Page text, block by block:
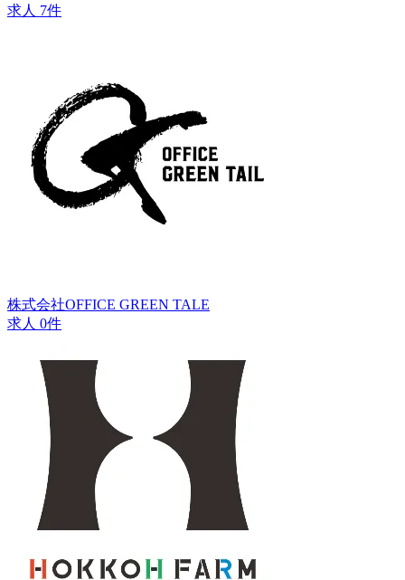
求人 7件
株式会社OFFICE GREEN TALE
求人 0件